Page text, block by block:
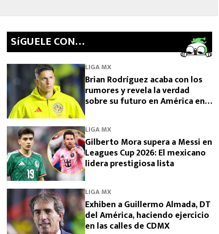
SíGUELE CON…
LIGA MX
Brian Rodríguez acaba con los
rumores y revela la verdad
sobre su futuro en América en
LIGA MX
Gilberto Mora supera a Messi en
Leagues Cup 2026: El mexicano
lidera prestigiosa lista
LIGA MX
Exhiben a Guillermo Almada, DT
del América, haciendo ejercicio
en las calles de CDMX